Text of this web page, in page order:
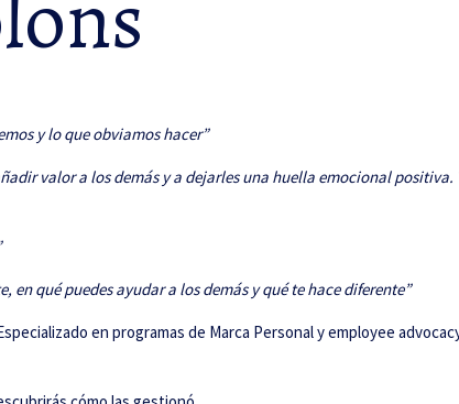
y lo que obviamos hacer”
valor a los demás y a dejarles una huella emocional positiva.
en qué puedes ayudar a los demás y qué te hace diferente”
en programas de Marca Personal y employee